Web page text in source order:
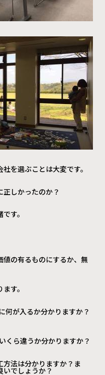
を選ぶことは大変です。
しかったのか？
す。
の有るものにするか、無
す。
が入るか分かりますか？
くら違うか分かりますか？
法は分かりますか？ま
でしょうか？